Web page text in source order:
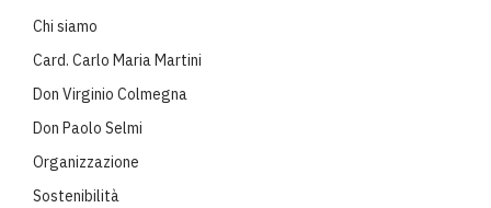
Chi siamo
Card. Carlo Maria Martini
Don Virginio Colmegna
Don Paolo Selmi
Organizzazione
Sostenibilità